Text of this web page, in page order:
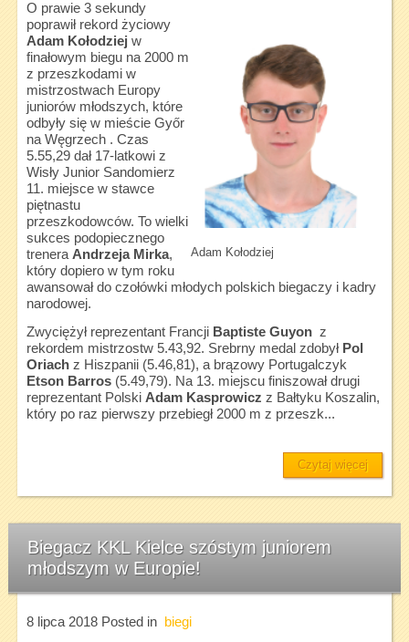
Adam Kołodziej
O prawie 3 sekundy
poprawił rekord życiowy
Adam Kołodziej w
finałowym biegu na 2000 m
z przeszkodami w
mistrzostwach Europy
juniorów młodszych, które
odbyły się w mieście Győr
na Węgrzech . Czas
5.55,29 dał 17-latkowi z
Wisły Junior Sandomierz
11. miejsce w stawce
piętnastu
przeszkodowców. To wielki
sukces podopiecznego
trenera Andrzeja Mirka,
który dopiero w tym roku
awansował do czołówki młodych polskich biegaczy i kadry
narodowej.
Zwyciężył reprezentant Francji Baptiste Guyonz
rekordem mistrzostw 5.43,92. Srebrny medal zdobył Pol
Oriachz Hiszpanii (5.46,81), a brązowy Portugalczyk
Etson Barros(5.49,79). Na 13. miejscu finiszował drugi
reprezentant Polski Adam Kasprowicz z Bałtyku Koszalin,
który po raz pierwszy przebiegł 2000 m z przeszk...
Czytaj więcej
Biegacz KKL Kielce szóstym juniorem
młodszym w Europie!
8 lipca 2018Posted in biegi